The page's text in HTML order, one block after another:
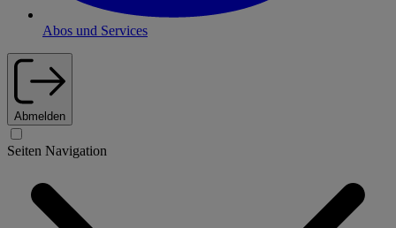
Abos und Services
Abmelden
Seiten Navigation